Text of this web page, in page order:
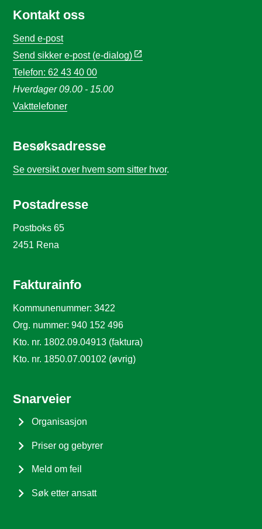
Kontakt oss
Send e-post
Send sikker e-post (e-dialog)
Telefon: 62 43 40 00
Hverdager 09.00 - 15.00
Vakttelefoner
Besøksadresse
Se oversikt over hvem som sitter hvor.
Postadresse
Postboks 65
2451 Rena
Fakturainfo
Kommunenummer: 3422
Org. nummer: 940 152 496
Kto. nr. 1802.09.04913 (faktura)
Kto. nr. 1850.07.00102 (øvrig)
Snarveier
Organisasjon
Priser og gebyrer
Meld om feil
Søk etter ansatt